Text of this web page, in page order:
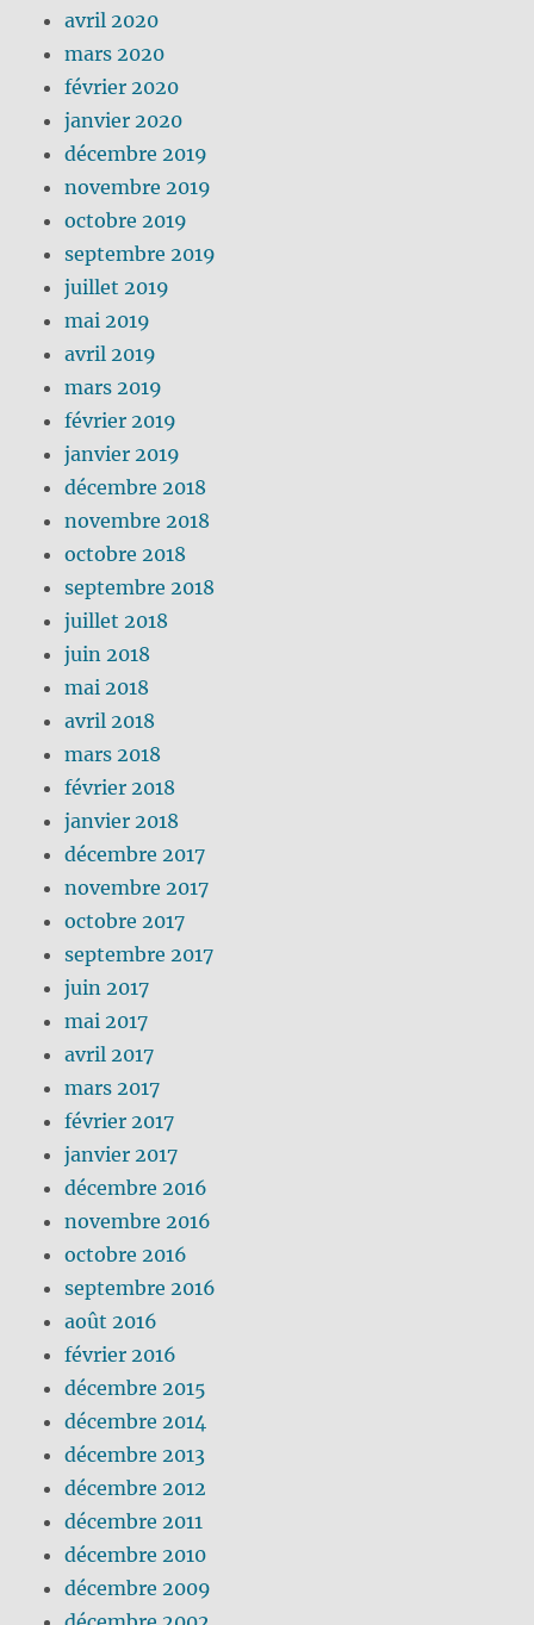
avril 2020
mars 2020
février 2020
janvier 2020
décembre 2019
novembre 2019
octobre 2019
septembre 2019
juillet 2019
mai 2019
avril 2019
mars 2019
février 2019
janvier 2019
décembre 2018
novembre 2018
octobre 2018
septembre 2018
juillet 2018
juin 2018
mai 2018
avril 2018
mars 2018
février 2018
janvier 2018
décembre 2017
novembre 2017
octobre 2017
septembre 2017
juin 2017
mai 2017
avril 2017
mars 2017
février 2017
janvier 2017
décembre 2016
novembre 2016
octobre 2016
septembre 2016
août 2016
février 2016
décembre 2015
décembre 2014
décembre 2013
décembre 2012
décembre 2011
décembre 2010
décembre 2009